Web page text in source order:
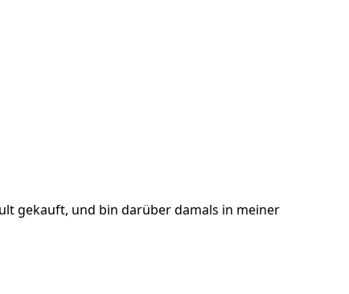
gekauft, und bin darüber damals in meiner